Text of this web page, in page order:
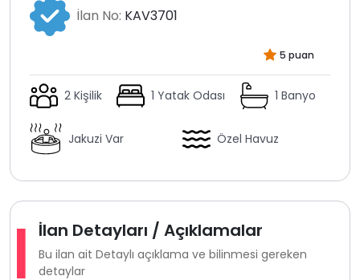
İlan No: KAV3701
5 puan
2 Kişilik 1 Yatak Odası 1 Banyo
Jakuzi Var Özel Havuz
İlan Detayları / Açıklamalar
Bu ilan ait Detaylı açıklama ve bilinmesi gereken
detaylar